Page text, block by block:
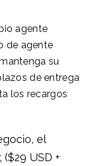
agente
de agente
su
de entrega
los recargos
el
($29 USD +